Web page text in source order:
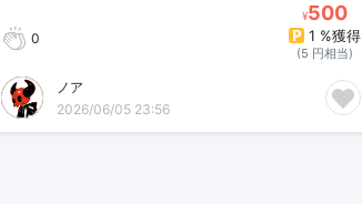
0
¥500
1 %獲得
(5 円相当)
ノア
2026/06/05 23:56